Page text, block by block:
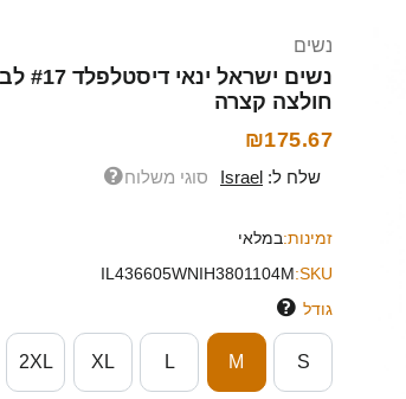
נשים
חולצה קצרה
₪175.67
שלח ל: Israel סוגי משלוח
זמינות:במלאי
SKU:
IL436605WNIH3801104M
גודל
S
M
L
XL
2XL